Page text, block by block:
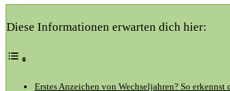
Diese Informationen erwarten dich hier:
Erstes Anzeichen von Wechseljahren? So